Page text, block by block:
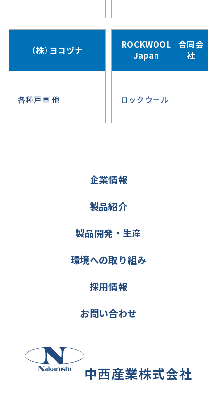
（株）ヨコヅナ
各種戸車 他
ROCKWOOL
Japan
合同会
社
ロックウール
中西産業株式会社
企業情報
製品紹介
製品開発・生産
環境への取り組み
採用情報
お問い合わせ